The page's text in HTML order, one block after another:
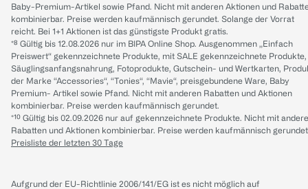
Baby-Premium-Artikel sowie Pfand. Nicht mit anderen Aktionen und
kombinierbar. Preise werden kaufmännisch gerundet. Solange der Vorrat
reicht. Bei 1+1 Aktionen ist das günstigste Produkt gratis.
*⁸ Gültig bis 12.08.2026 nur im BIPA Online Shop. Ausgenommen „Einfach
Preiswert“ gekennzeichnete Produkte, mit SALE gekennzeichnete Produkte,
Säuglingsanfangsnahrung, Fotoprodukte, Gutschein- und Wertkarten,
der Marke “Accessories“, “Tonies“, “Mavie“, preisgebundene Ware, Baby
Premium- Artikel sowie Pfand. Nicht mit anderen Rabatten und Aktionen
kombinierbar. Preise werden kaufmännisch gerundet.
*¹⁰ Gültig bis 02.09.2026 nur auf gekennzeichnete Produkte. Nicht mit
Rabatten und Aktionen kombinierbar. Preise werden kaufmännisch
Preisliste der letzten 30 Tage
Aufgrund der EU-Richtlinie 2006/141/EG ist es nicht möglich auf